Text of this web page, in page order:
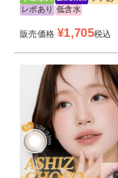
レポあり 低含水
販売価格 ¥1,705税込